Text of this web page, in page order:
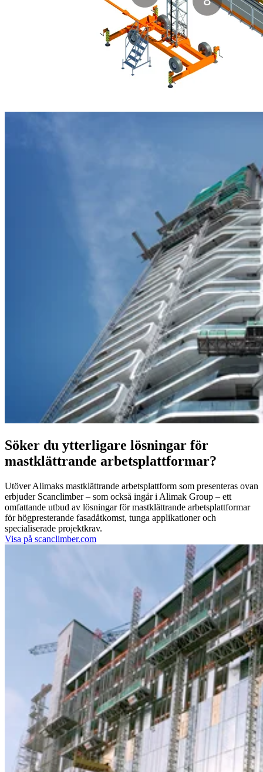
Söker du ytterligare lösningar för
mastklättrande arbetsplattformar?
Utöver Alimaks mastklättrande arbetsplattform som presenteras ovan
erbjuder Scanclimber – som också ingår i Alimak Group – ett
omfattande utbud av lösningar för mastklättrande arbetsplattformar
för högpresterande fasadåtkomst, tunga applikationer och
specialiserade projektkrav.
Visa på scanclimber.com